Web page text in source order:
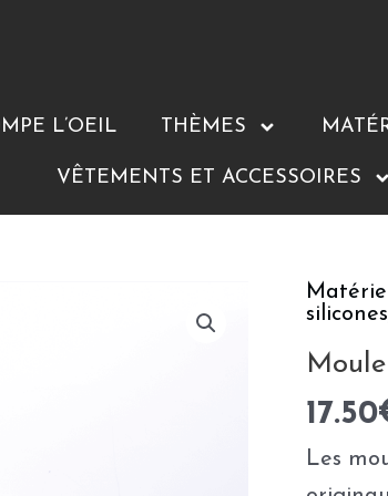
L’OEIL THÈMES
VÊTEMENTS ET ACCESSOIRES
silicones
17.50
Les
Moule
choux
coeur